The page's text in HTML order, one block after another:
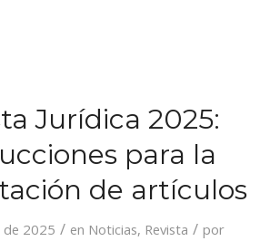
Jurídica 2025:
para la
de artículos
de 2025 / en Noticias, Revista / por